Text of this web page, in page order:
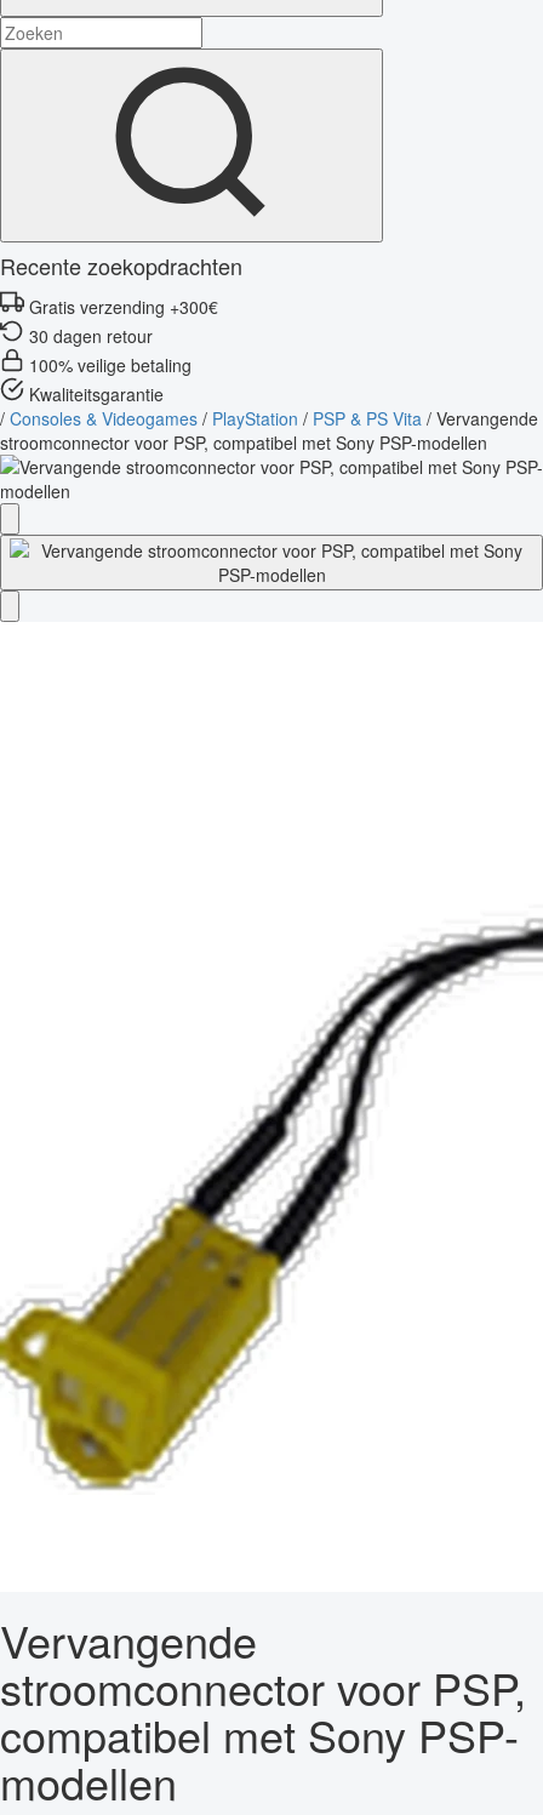
Recente zoekopdrachten
Gratis verzending +300€
30 dagen retour
100% veilige betaling
Kwaliteitsgarantie
/ Consoles & Videogames / PlayStation / PSP & PS Vita / Vervangende
stroomconnector voor PSP, compatibel met Sony PSP-modellen
Vervangende
stroomconnector voor PSP,
compatibel met Sony PSP-
modellen